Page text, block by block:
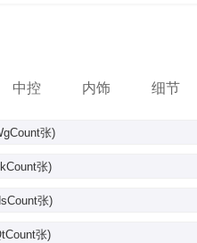
中控 内饰 细节
张)
张)
张)
张)